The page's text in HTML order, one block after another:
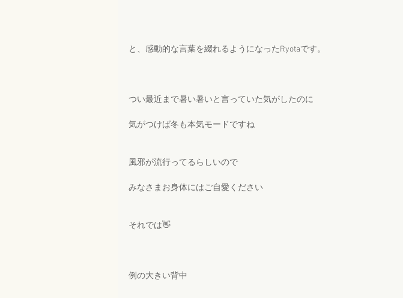
と、感動的な言葉を綴れるようになったRyotaです。
つい最近まで暑い暑いと言っていた気がしたのに
気がつけば冬も本気モードですね
風邪が流行ってるらしいので
みなさまお身体にはご自愛ください
それでは👋
例の大きい背中